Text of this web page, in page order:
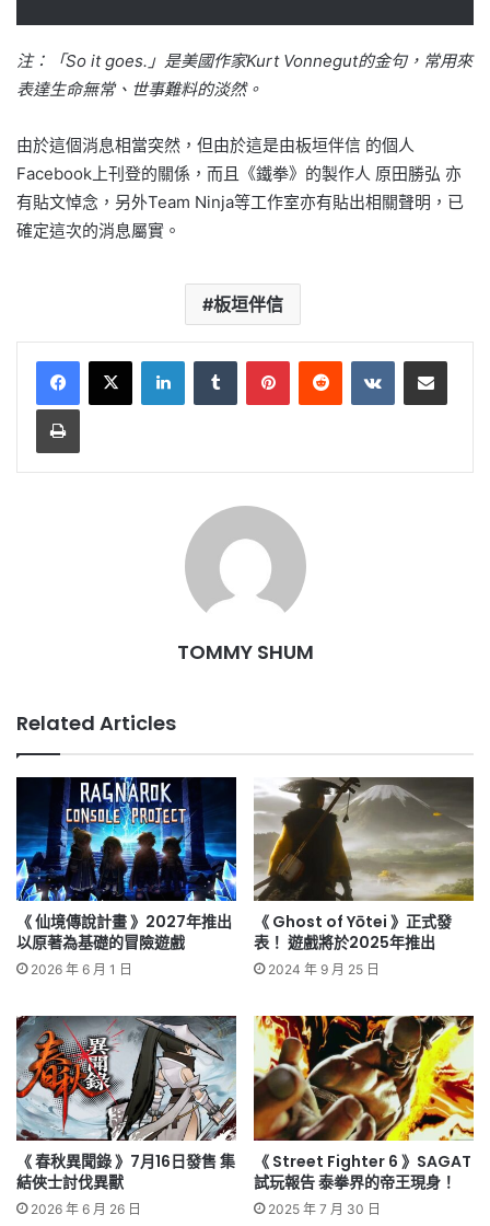
注：「So it goes.」是美國作家Kurt Vonnegut的金句，常用來
表達生命無常、世事難料的淡然。
由於這個消息相當突然，但由於這是由板垣伴信 的個人
Facebook上刊登的關係，而且《鐵拳》的製作人 原田勝弘 亦
有貼文悼念，另外Team Ninja等工作室亦有貼出相關聲明，已
確定這次的消息屬實。
板垣伴信
LinkedInTumblr PinterestReddit VKontakteShare via Email
Print
TOMMY SHUM
Related Articles
《 仙境傳說計畫 》2027年推出
以原著為基礎的冒險遊戲
2026 年 6 月 1 日
《 Ghost of Yōtei 》正式發
表！ 遊戲將於2025年推出
2024 年 9 月 25 日
《 春秋異聞錄 》7月16日發售 集
結俠士討伐異獸
2026 年 6 月 26 日
《 Street Fighter 6 》SAGAT
試玩報告 泰拳界的帝王現身！
2025 年 7 月 30 日